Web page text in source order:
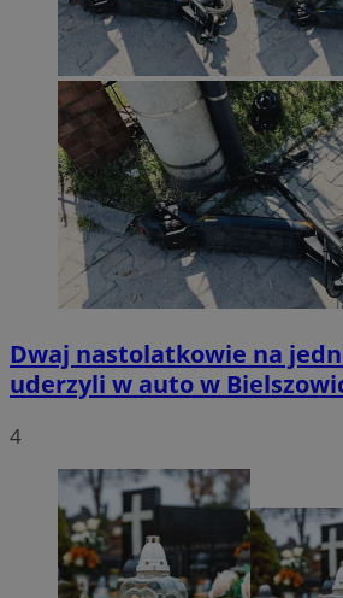
Dwaj nastolatkowie na
uderzyli w auto w
4